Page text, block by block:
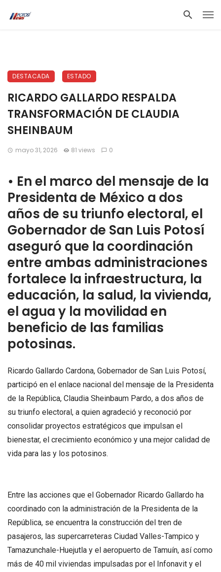
DESTACADA ESTADO
RICARDO GALLARDO RESPALDA
TRANSFORMACIÓN DE CLAUDIA
SHEINBAUM
mayo 31, 2026 81 views 0
•⁠ ⁠En el marco del mensaje de la
Presidenta de México a dos
años de su triunfo electoral, el
Gobernador de San Luis Potosí
aseguró que la coordinación
entre ambas administraciones
fortalece la infraestructura, la
educación, la salud, la vivienda,
el agua y la movilidad en
beneficio de las familias
potosinas.
Ricardo Gallardo Cardona, Gobernador de San Luis Potosí,
participó en el enlace nacional del mensaje de la Presidenta
de la República, Claudia Sheinbaum Pardo, a dos años de
su triunfo electoral, a quien agradeció y reconoció por
consolidar proyectos estratégicos que impulsan el
bienestar, el crecimiento económico y una mejor calidad de
vida para las y los potosinos.
Entre las acciones que el Gobernador Ricardo Gallardo ha
coordinado con la administración de la Presidenta de la
República, se encuentra la construcción del tren de
pasajeros, las supercarreteras Ciudad Valles-Tampico y
Tamazunchale-Huejutla y el aeropuerto de Tamuín, así como
más de 40 mil viviendas impulsadas por el Infonavit y el